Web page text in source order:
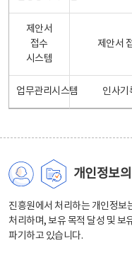
제안서
접수
시스템
제안서
업무관리시스템 인사기
개인정보
진흥원에서 처리하는 개인정보
처리하며, 보유 목적 달성 및 보
파기하고 있습니다.